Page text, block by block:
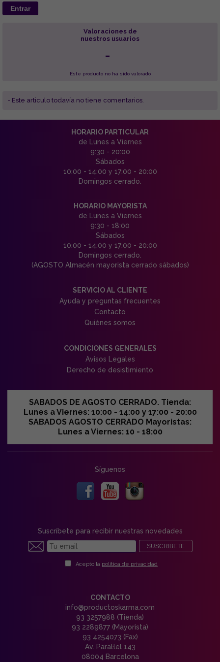
Entrar
Valoraciones de
nuestros usuarios
-
Este producto no ha sido valorado
- Este articulo todavía no tiene comentarios.
HORARIO PARTICULAR
de Lunes a Viernes
9:30 - 20:00
Sábados
10:00 - 14:00 y 17:00 - 20:00
Domingos cerrado.
HORARIO MAYORISTA
de Lunes a Viernes
9:30 - 18:00
Sábados
10:00 - 14:00 y 17:00 - 20:00
Domingos cerrado.
(AGOSTO Almacén mayorista cerrado sábados)
SERVICIO AL CLIENTE
Ayuda y preguntas frecuentes
Contacto
Quiénes somos
CONDICIONES GENERALES
Avisos Legales
Derecho de desistimiento
SABADOS DE AGOSTO CERRADO. Tienda:
Lunes a Viernes: 10:00 - 14:00 y 17:00 - 20:00
SABADOS AGOSTO CERRADO Mayoristas:
Lunes a Viernes: 10 - 18:00
Síguenos
Suscríbete para recibir nuestras novedades
SUSCRIBETE
Acepto la política de privacidad
CONTACTO
info@productoskarma.com
93 3257988 (Tienda)
93 2289877 (Mayorista)
93 4254073 (Fax)
Av. Paral·lel 143
08004 Barcelona